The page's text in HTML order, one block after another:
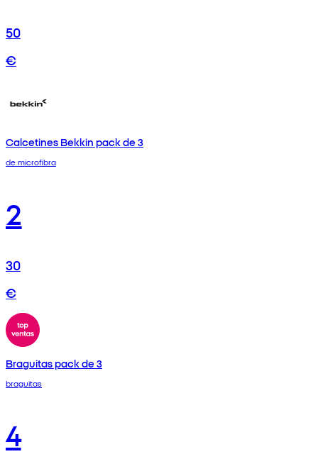
50
€
Calcetines Bekkin pack de 3
de microfibra
2
30
€
Braguitas pack de 3
braguitas
4